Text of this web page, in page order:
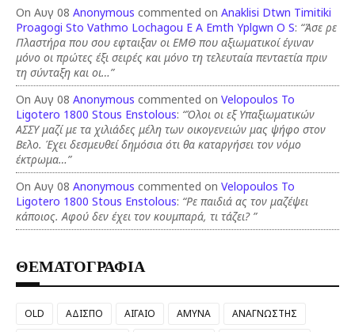
On Αυγ 08 Anonymous commented on Anaklisi Dtwn Timitiki
Proagogi Sto Vathmo Lochagou E A Emth Yplgwn O S: “Άσε ρε
Πλαστήρα που σου εφταιξαν οι ΕΜΘ που αξιωματικοί έγιναν
μόνο οι πρώτες έξι σειρές και μόνο τη τελευταία πενταετία πριν
τη σύνταξη και οι…”
On Αυγ 08 Anonymous commented on Velopoulos To
Ligotero 1800 Stous Enstolous: “Όλοι οι εξ Υπαξιωματικών
ΑΣΣΥ μαζί με τα χιλιάδες μέλη των οικογενειών μας ψήφο στον
Βελο. Έχει δεσμευθεί δημόσια ότι θα καταργήσει τον νόμο
έκτρωμα…”
On Αυγ 08 Anonymous commented on Velopoulos To
Ligotero 1800 Stous Enstolous: “Ρε παιδιά ας τον μαζέψει
κάποιος. Αφού δεν έχει τον κουμπαρά, τι τάζει? ”
ΘΕΜΑΤΟΓΡΑΦΙΑ
OLD ΑΔΙΣΠΟ ΑΙΓΑΙΟ ΑΜΥΝΑ
ΑΝΑΓΝΩΣΤΗΣ